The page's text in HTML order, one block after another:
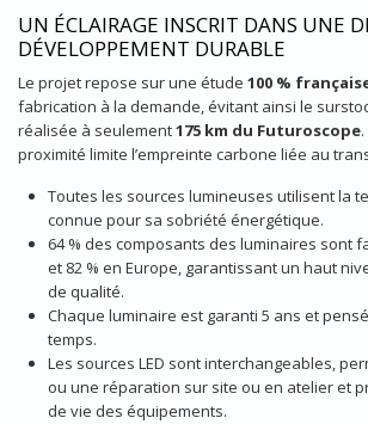
UN ÉCLAIRAGE INSCRIT DANS UNE
DÉVELOPPEMENT DURABLE
Le projet repose sur une étude 100 %
fabrication à la demande, évitant ainsi le
réalisée à seulement175 km du Futuroscope
proximité limite l’empreinte carbone liée au
Toutes les sources lumineuses utilisent la
connue pour sa sobriété énergétique.
64 % des composants des luminaires sont
et 82 % en Europe, garantissant un haut
de qualité.
Chaque luminaire est garanti 5 ans et
temps.
Les sources LED sont interchangeables,
ou une réparation sur site ou en atelier et
de vie des équipements.